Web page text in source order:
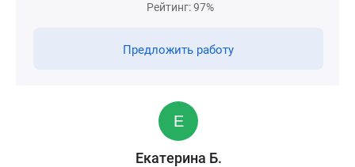
Рейтинг: 97%
Предложить работу
Екатерина Б.